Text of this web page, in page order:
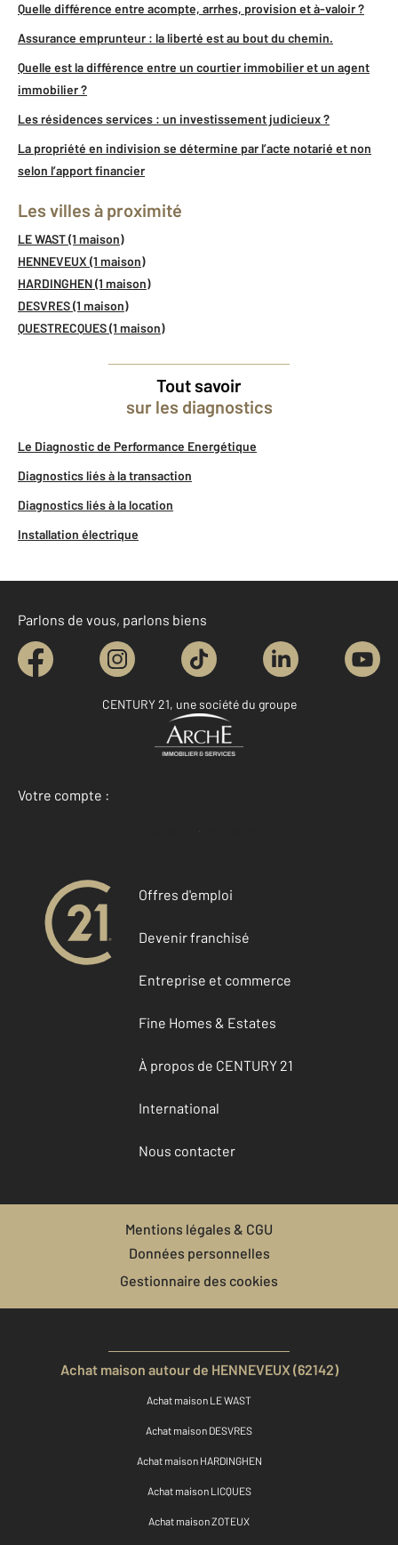
Quelle différence entre acompte, arrhes, provision et à-valoir ?
Assurance emprunteur : la liberté est au bout du chemin.
Quelle est la différence entre un courtier immobilier et un agent
immobilier ?
Les résidences services : un investissement judicieux ?
La propriété en indivision se détermine par l’acte notarié et non
selon l’apport financier
Les villes à proximité
LE WAST (1 maison)
HENNEVEUX (1 maison)
HARDINGHEN (1 maison)
DESVRES (1 maison)
QUESTRECQUES (1 maison)
Tout savoir
sur les diagnostics
Le Diagnostic de Performance Energétique
Diagnostics liés à la transaction
Diagnostics liés à la location
Installation électrique
Parlons de vous, parlons biens
CENTURY 21, une société du groupe
Votre compte :
Accéder à mon compte
Offres d'emploi
Devenir franchisé
Entreprise et commerce
Fine Homes & Estates
À propos de CENTURY 21
International
Nous contacter
Mentions légales & CGU
Données personnelles
Gestionnaire des cookies
Achat maison autour de HENNEVEUX (62142)
Achat maison LE WAST
Achat maison DESVRES
Achat maison HARDINGHEN
Achat maison LICQUES
Achat maison ZOTEUX